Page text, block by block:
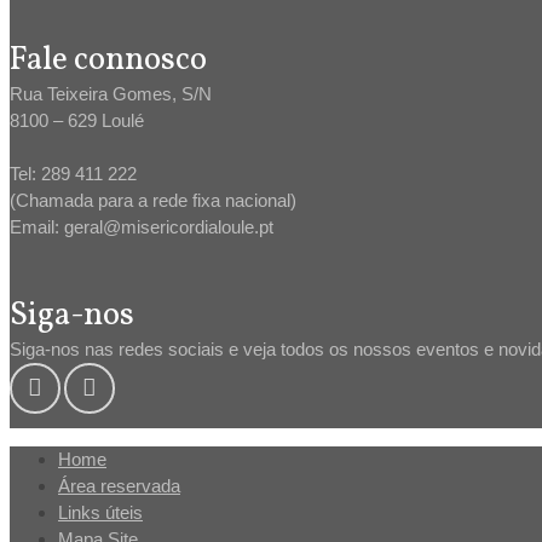
Fale connosco
Rua Teixeira Gomes, S/N
8100 – 629 Loulé
Tel: 289 411 222
(Chamada para a rede fixa nacional)
Email: geral@misericordialoule.pt
Siga-nos
Siga-nos nas redes sociais e veja todos os nossos eventos e
Home
Área reservada
Links úteis